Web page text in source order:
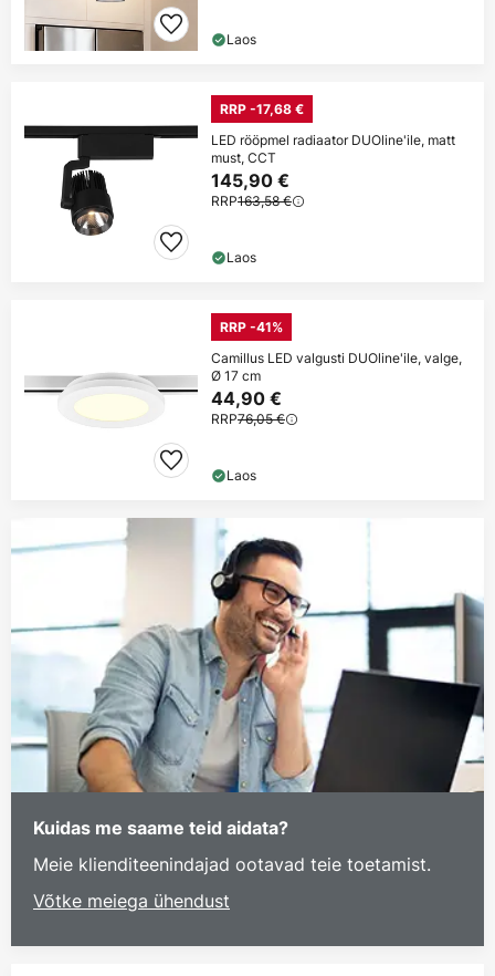
Laos
RRP -17,68 €
LED rööpmel radiaator DUOline'ile, matt
must, CCT
145,90 €
RRP163,58 €
Laos
RRP -41%
Camillus LED valgusti DUOline'ile, valge,
Ø 17 cm
44,90 €
RRP76,05 €
Laos
Kuidas me saame teid aidata?
Meie klienditeenindajad ootavad teie toetamist.
Võtke meiega ühendust